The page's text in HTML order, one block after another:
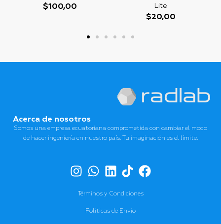
$100,00
Lite
$20,00
Acerca de nosotros
Somos una empresa ecuatoriana comprometida con cambiar el modo
de hacer ingeniería en nuestro país. Tu imaginación es el límite.
Términos y Condiciones
Políticas de Envio